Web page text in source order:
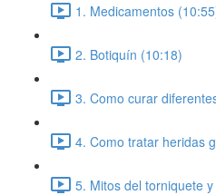
1. Medicamentos
2. Botiquín (10:18)
3. Como curar
4. Como tratar heridas
5. Mitos del torniquete